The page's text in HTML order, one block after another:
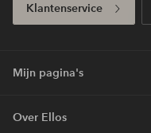
Klantenservice
Mijn pagina's
Over Ellos